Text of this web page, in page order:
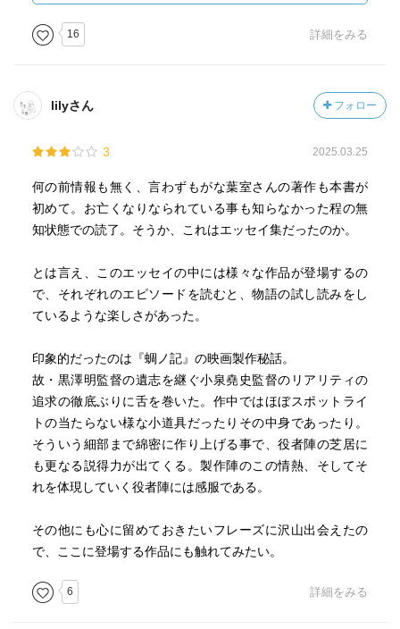
「寺山は登場したときから、
すでに完成していたのかもしれない」。
寺山修司の愛読者・葉室麟も、
すでに完成されていた。
直木賞受賞前後から逝去までの間に
掌編などをふんだんに収録。
人生の苦渋と他者への敬愛、
そして読書が遅咲きの国民作家を
完成させたと知る一冊。
第一章 読書の森で寝転んで
第三章 小説講座で語る
---引用終了
この本の中では、「第一章 読書の森で寝転んで」が良い
2016～2017年にかけて、毎日新聞に書かれたもので、過去
に読んだ本で印象深い本について書かれています。
16 詳細をみる
lilyさん フォロー
3 2025.03.25
何の前情報も無く、言わずもがな葉室さんの著作も本書が
初めて。お亡くなりなられている事も知らなかった程の無
知状態での読了。そうか、これはエッセイ集だったのか。
とは言え、このエッセイの中には様々な作品が登場するの
で、それぞれのエピソードを読むと、物語の試し読みをし
ているような楽しさがあった。
印象的だったのは『蜩ノ記』の映画製作秘話。
故・黒澤明監督の遺志を継ぐ小泉堯史監督のリアリティの
追求の徹底ぶりに舌を巻いた。作中ではほぼスポットライ
トの当たらない様な小道具だったりその中身であったり。
そういう細部まで綿密に作り上げる事で、役者陣の芝居に
も更なる説得力が出てくる。製作陣のこの情熱、そしてそ
れを体現していく役者陣には感服である。
その他にも心に留めておきたいフレーズに沢山出会えたの
で、ここに登場する作品にも触れてみたい。
6 詳細をみる